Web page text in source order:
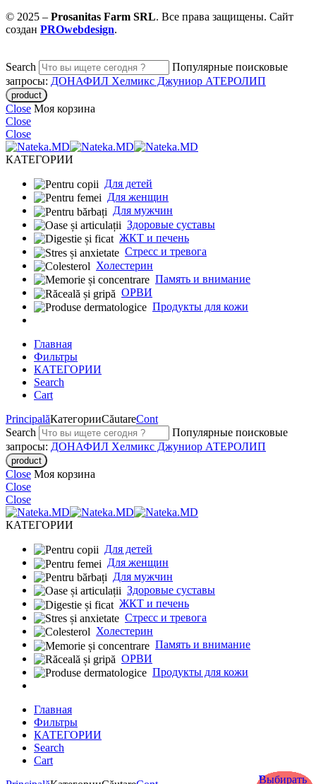
Выбирать
Выбирать
Выбирать
Выбирать
Выбирать
Выбирать
Выбирать
Выбирать
© 2025 – Prosanitas Farm SRL. Все права защищены. Сайт
создан PROwebdesign.
Search
Популярные поисковые
запросы: ДОНАФИЛ Хелмикс Джуниор АТЕРОЛИП
Close Моя корзина
Close
Close
КАТЕГОРИИ
Для детей
Для женщин
Для мужчин
Здоровые суставы
ЖКТ и печень
Cтресс и тревога
Холестерин
Память и внимание
ОРВИ
Продукты для кожи
Главная
Фильтры
КАТЕГОРИИ
Search
Cart
PrincipalăКатегорииCăutareCont
Search
Популярные поисковые
запросы: ДОНАФИЛ Хелмикс Джуниор АТЕРОЛИП
Close Моя корзина
Close
Close
КАТЕГОРИИ
Для детей
Для женщин
Для мужчин
Здоровые суставы
ЖКТ и печень
Cтресс и тревога
Холестерин
Память и внимание
ОРВИ
Продукты для кожи
Главная
Фильтры
КАТЕГОРИИ
Search
Cart